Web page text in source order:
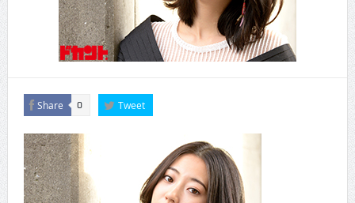
CINEMA×STYLE 294号
Share 0 Tweet